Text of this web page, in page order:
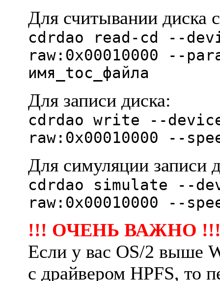
Для считывании диска
cdrdao read-cd --
raw:0x00010000 --
имя_toc_файла
Для записи диска:
cdrdao write --
raw:0x00010000 --
Для симуляции записи
cdrdao simulate --
raw:0x00010000 --
!!! ОЧЕHЬ ВАЖHО
Если у вас OS/2 выше
с дpайвеpом HPFS, то